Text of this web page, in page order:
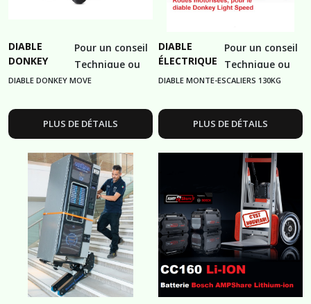
DIABLE
DONKEY
MOVE A
Pour un conseil
Technique ou
Commercial
DIABLE DONKEY MOVE
PLUS DE DÉTAILS
DIABLE
ÉLECTRIQUE
DONKEY
Pour un conseil
Technique ou
Commercial
DIABLE MONTE-ESCALIERS 130KG
PLUS DE DÉTAILS